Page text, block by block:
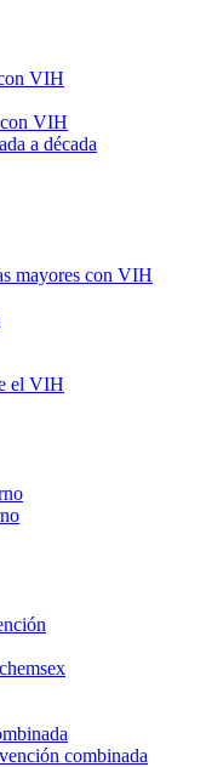
VIH
con VIH
a década
mayores con VIH
el VIH
combinada